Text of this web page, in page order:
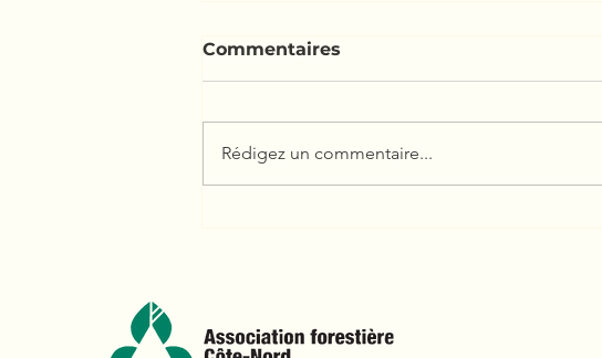
Blogue morille de feu
Le récit de l'expédition de juin 2024 au nord de
Commentaires
Rédigez un commentaire...